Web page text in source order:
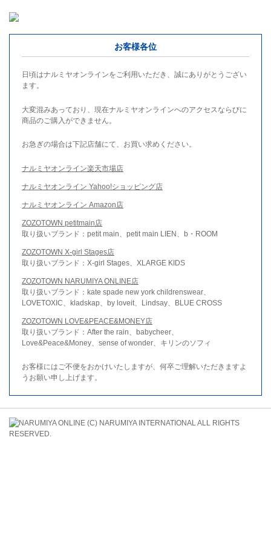
お客様各位
日頃はナルミヤオンラインをご利用いただき、誠にありがとうござい
ます。
大変混みあっており、現在ナルミヤオンラインへのアクセスならびに
商品のご購入ができません。
お急ぎの場合は下記店舗にて、お買い求めください。
ナルミヤオンライン楽天市場店
ナルミヤオンライン Yahoo!ショッピング店
ナルミヤオンライン Amazon店
ZOZOTOWN petitmain店
取り扱いブランド：petit main、petit main LIEN、b・ROOM
ZOZOTOWN X-girl Stages店
取り扱いブランド：X-girl Stages、XLARGE KIDS
ZOZOTOWN NARUMIYA ONLINE店
取り扱いブランド：kate spade new york childrenswear、
LOVETOXIC、kladskap、by loveit、Lindsay、BLUE CROSS
ZOZOTOWN LOVE&PEACE&MONEY店
取り扱いブランド：After the rain、babycheer、
Love&Peace&Money、sense of wonder、キリンのソフィ
お客様にはご不便をおかけいたしますが、何卒ご理解いただきますよ
うお願い申し上げます。